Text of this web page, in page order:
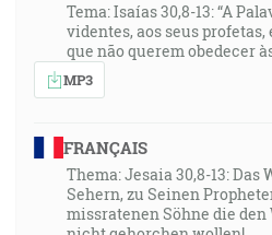
Tema: Isaías 30,8-13: “A
videntes, aos seus profetas,
que não querem obedecer
MP3
FRANÇAIS
Thema: Jesaia 30,8-13: Das
Sehern, zu Seinen
missratenen Söhne die den